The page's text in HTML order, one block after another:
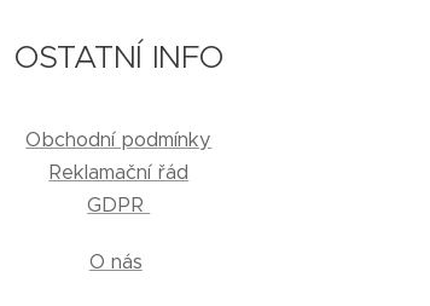
OSTATNÍ INFO
Obchodní podmínky
Reklamační řád
GDPR
O nás